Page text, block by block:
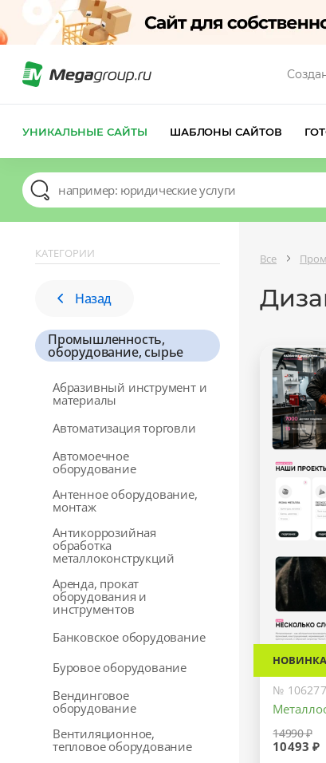
УНИКАЛЬНЫЕ САЙТЫ ШАБЛОНЫ САЙТОВ
КАТЕГОРИИ
Назад
Промышленность,
оборудование, сырье
Абразивный инструмент и
материалы
Автоматизация торговли
Автомоечное
оборудование
Антенное оборудование,
монтаж
Антикоррозийная
обработка
металлоконструкций
Аренда, прокат
оборудования и
инструментов
Банковское оборудование
Буровое оборудование
Вендинговое
оборудование
Вентиляционное,
тепловое оборудование
Все
НОВИНКА
№ 106277
14990 ₽
10493 ₽